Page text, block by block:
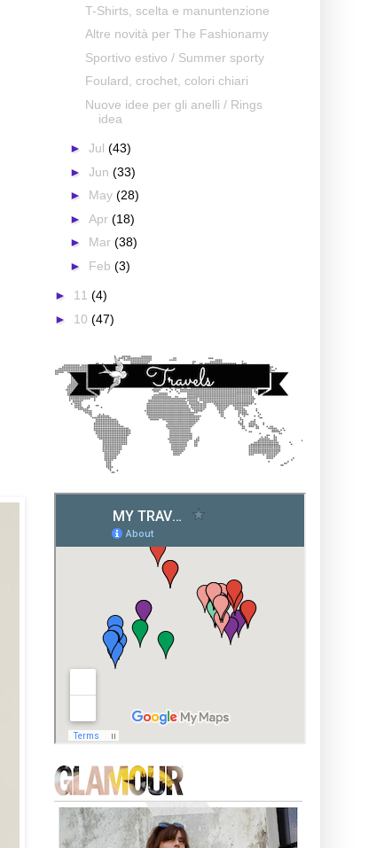
T-Shirts, scelta e manuntenzione
Altre novità per The Fashionamy
Sportivo estivo / Summer sporty
Foulard, crochet, colori chiari
Nuove idee per gli anelli / Rings
idea
► Jul (43)
► Jun (33)
► May (28)
► Apr (18)
► Mar (38)
► Feb (3)
► 11 (4)
► 10 (47)